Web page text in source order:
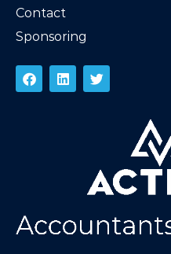
Contact
Sponsoring